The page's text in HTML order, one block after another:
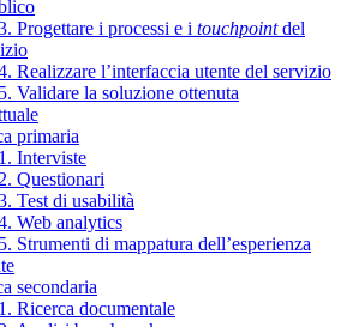
Progettare i processi e i touchpointdel
Realizzare l’interfaccia utente del servizio
Validare la soluzione ottenuta
primaria
Interviste
Questionari
Test di usabilità
Web analytics
Strumenti di mappatura dell’esperienza
secondaria
Ricerca documentale